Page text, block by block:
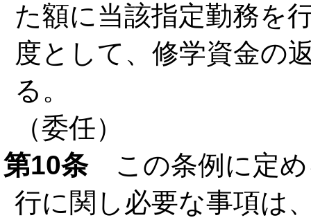
た額に当該指定勤務を
度として、修学資金の
る。
（委任）
第10条この条例に定め
行に関し必要な事項は